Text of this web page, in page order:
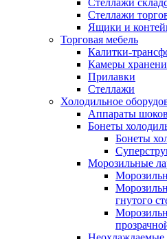
Стеллажи
Стеллажи
Ящики и
Торговая мебель
Калитки-
Камеры
Прилавки
Стеллажи
Холодильное
Аппараты
Бонеты
Бонеты
Морозильные
гнутого